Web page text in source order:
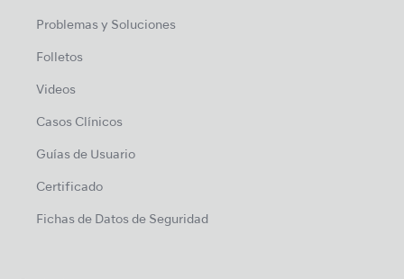
Problemas y Soluciones
Folletos
Videos
Casos Clínicos
Guías de Usuario
Certificado
Fichas de Datos de Seguridad